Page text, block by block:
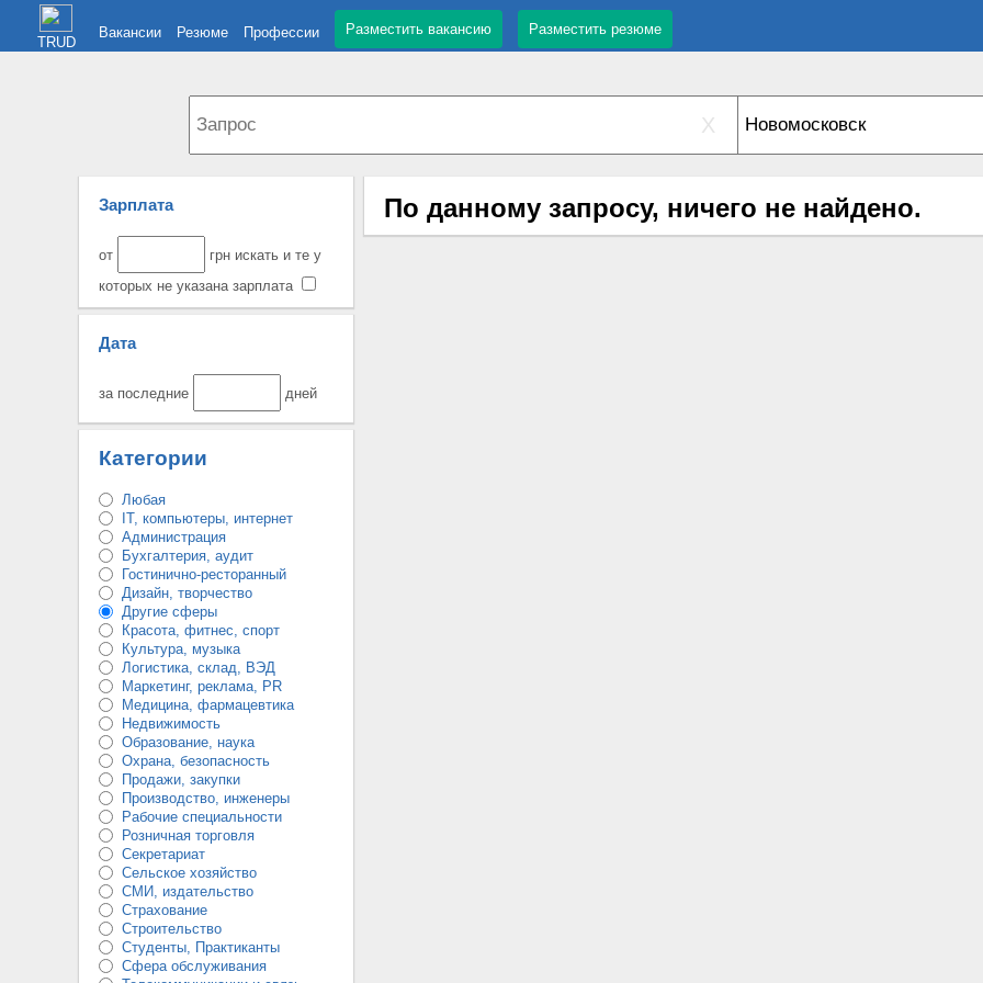
TRUD
Вакансии Резюме Профессии Разместить вакансию Разместить резюме
X
Зарплата
от
грн искать и те у
которых не указана зарплата
Дата
за последние дней
Категории
Любая
IT, компьютеры, интернет
Администрация
Бухгалтерия, аудит
Гостинично-ресторанный
Дизайн, творчество
Другие сферы
Красота, фитнес, спорт
Культура, музыка
Логистика, склад, ВЭД
Маркетинг, реклама, PR
Медицина, фармацевтика
Недвижимость
Образование, наука
Охрана, безопасность
Продажи, закупки
Производство, инженеры
Рабочие специальности
Розничная торговля
Секретариат
Сельское хозяйство
СМИ, издательство
Страхование
Строительство
Студенты, Практиканты
Сфера обслуживания
По данному запросу, ничего не найдено.